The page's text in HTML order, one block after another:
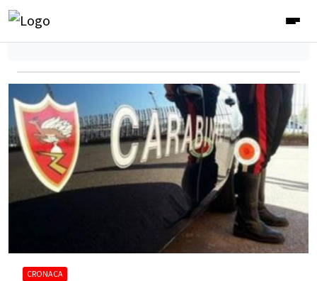
CRONACA